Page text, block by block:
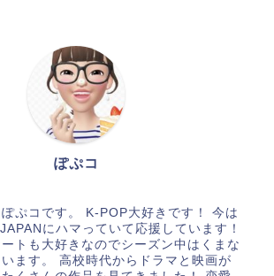
ぽぷコ
ぷコです。 K-POP大好きです！ 今は
にハマっていて応援しています！
トも大好きなのでシーズン中はくまな
ます。 高校時代からドラマと映画が